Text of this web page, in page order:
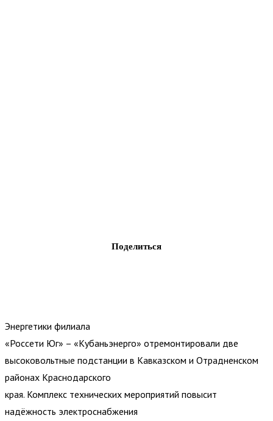
Поделиться
Энергетики филиала
«Россети Юг» – «Кубаньэнерго» отремонтировали две
высоковольтные подстанции в Кавказском и Отрадненском
районах Краснодарского
края. Комплекс технических мероприятий повысит
надёжность электроснабжения